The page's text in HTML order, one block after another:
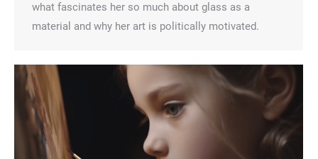
what fascinates her so much about glass as a
material and why her art is politically motivated.